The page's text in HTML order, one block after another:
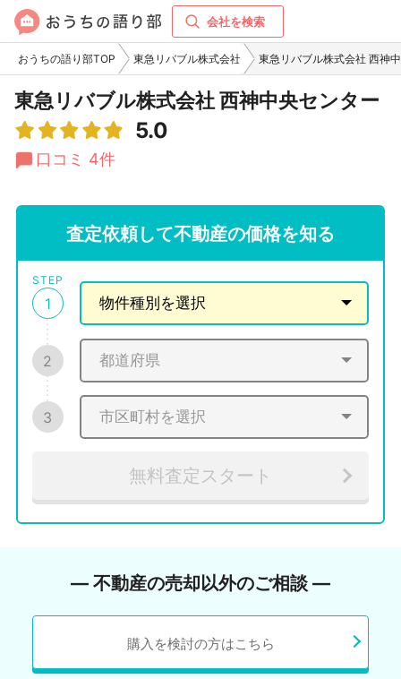
会社を検索
おうちの語り部TOP 東急リバブル株式会社 東急リバブル株式会社 西神
東急リバブル株式会社 西神中央センター
5.0
口コミ 4件
査定依頼して不動産の価格を知る
STEP
1
2
3
無料査定スタート
― 不動産の売却以外のご相談 ―
購入を検討の方はこちら